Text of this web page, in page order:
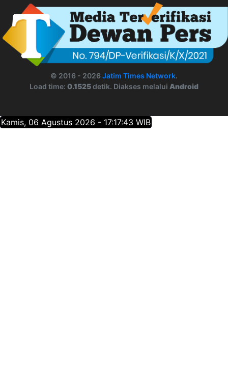
© 2016 - 2026 Jatim Times Network.
Load time: 0.1525detik. Diakses melalui Android
Kamis, 06 Agustus 2026 - 17:17:44 WIB